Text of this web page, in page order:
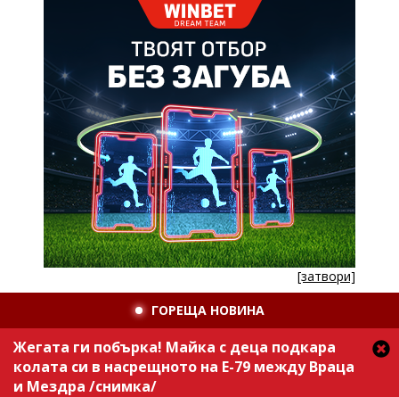
[затвори]
ГОРЕЩА НОВИНА
Жегата ги побърка! Майка с деца подкара
колата си в насрещното на Е-79 между Враца
и Мездра /снимка/